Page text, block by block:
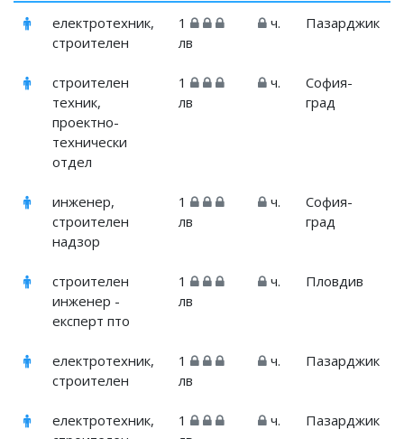
електротехник,
строителен
1
лв
ч. Пазарджик
строителен
техник,
проектно-
технически
отдел
1
лв
ч.
София-
град
инженер,
строителен
надзор
1
лв
ч.
София-
град
строителен
инженер -
експерт пто
1
лв
ч. Пловдив
електротехник,
строителен
1
лв
ч. Пазарджик
електротехник,
1
ч. Пазарджик